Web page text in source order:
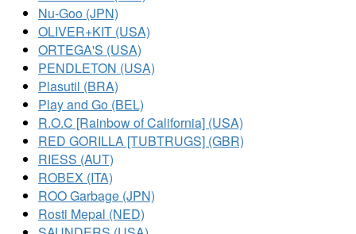
Nu-Goo (JPN)
OLIVER+KIT (USA)
ORTEGA'S (USA)
PENDLETON (USA)
Plasutil (BRA)
Play and Go (BEL)
R.O.C [Rainbow of California] (USA)
RED GORILLA [TUBTRUGS] (GBR)
RIESS (AUT)
ROBEX (ITA)
ROO Garbage (JPN)
Rosti Mepal (NED)